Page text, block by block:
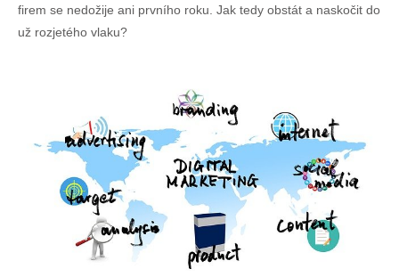
firem se nedožije ani prvního roku. Jak tedy obstát a naskočit do
už rozjetého vlaku?